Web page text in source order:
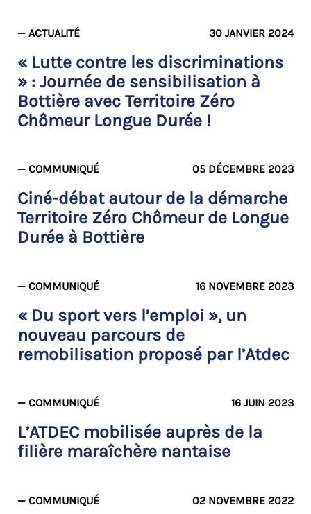
— ACTUALITÉ 30 JANVIER 2024
« Lutte contre les discriminations
» : Journée de sensibilisation à
Bottière avec Territoire Zéro
Chômeur Longue Durée !
— COMMUNIQUÉ 05 DÉCEMBRE 2023
Ciné-débat autour de la démarche
Territoire Zéro Chômeur de Longue
Durée à Bottière
— COMMUNIQUÉ 16 NOVEMBRE 2023
« Du sport vers l’emploi », un
nouveau parcours de
remobilisation proposé par l’Atdec
— COMMUNIQUÉ 16 JUIN 2023
L’ATDEC mobilisée auprès de la
filière maraîchère nantaise
— COMMUNIQUÉ 02 NOVEMBRE 2022